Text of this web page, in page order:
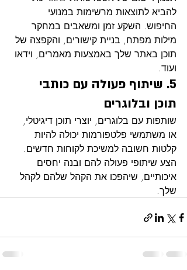
להביא לתוצאות מרשימות במנועי
החיפוש. השקע זמן ומשאבים במחקר
מילות מפתח, בניית קישורים, והקפצה של
תוכן באתר שלך באמצעות מאמרים, וידאו
ועוד.
5. שיתוף פעולה עם כותבי
תוכן ובלוגרים
שותפות עם בלוגרים, יוצרי תוכן דיגיטלי,
או משתמשי פלטפורמות יכולה להיות
קלטות חשובה למשיכת לקוחות חדשים.
הצע שיתופי פעולה להם ובנה יחסים
איכותיים, שיהפכו את הקהל שלהם לקהל
שלך.